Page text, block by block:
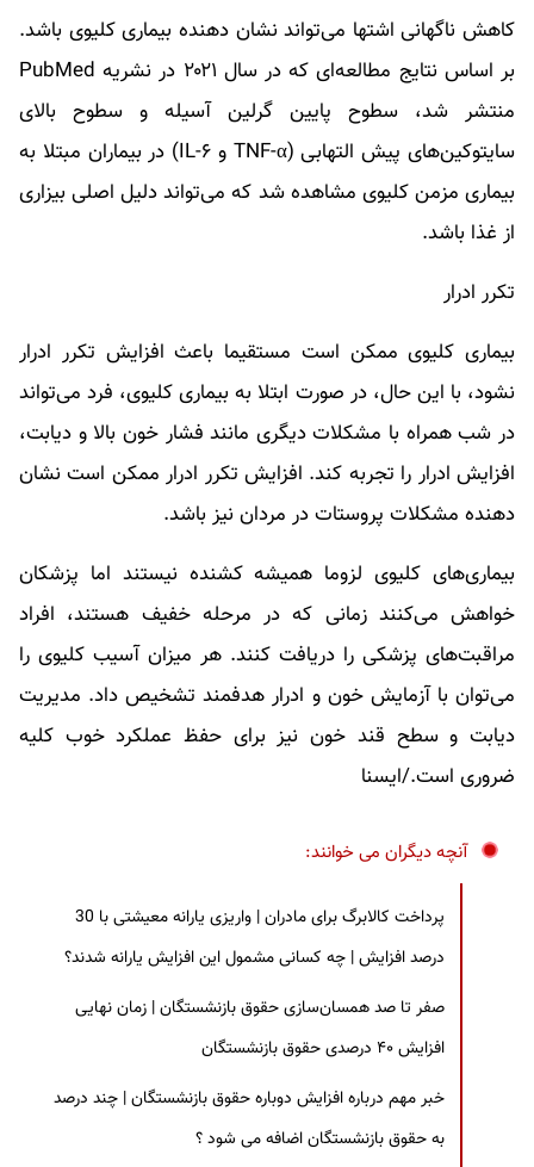
کاهش ناگهانی اشتها می‌تواند نشان دهنده بیماری کلیوی باشد.
بر اساس نتایج مطالعه‌ای که در سال ۲۰۲۱ در نشریه PubMed
منتشر شد، سطوح پایین گرلین آسیله و سطوح بالای
سایتوکین‌های پیش التهابی (TNF-α و IL-۶) در بیماران مبتلا به
بیماری مزمن کلیوی مشاهده شد که می‌تواند دلیل اصلی بیزاری
از غذا باشد.
تکرر ادرار
بیماری کلیوی ممکن است مستقیما باعث افزایش تکرر ادرار
نشود، با این حال، در صورت ابتلا به بیماری کلیوی، فرد می‌تواند
در شب همراه با مشکلات دیگری مانند فشار خون بالا و دیابت،
افزایش ادرار را تجربه کند. افزایش تکرر ادرار ممکن است نشان
دهنده مشکلات پروستات در مردان نیز باشد.
بیماری‌های کلیوی لزوما همیشه کشنده نیستند اما پزشکان
خواهش می‌کنند زمانی که در مرحله خفیف هستند، افراد
مراقبت‌های پزشکی را دریافت کنند. هر میزان آسیب کلیوی را
می‌توان با آزمایش خون و ادرار هدفمند تشخیص داد. مدیریت
دیابت و سطح قند خون نیز برای حفظ عملکرد خوب کلیه
ضروری است./ایسنا
آنچه دیگران می خوانند:
پرداخت کالابرگ برای مادران | واریزی یارانه معیشتی با 30
درصد افزایش | چه کسانی مشمول این افزایش یارانه شدند؟
صفر تا صد همسان‌سازی حقوق بازنشستگان | زمان نهایی
افزایش ۴۰ درصدی حقوق بازنشستگان
خبر مهم درباره افزایش دوباره حقوق بازنشستگان | چند درصد
به حقوق بازنشستگان اضافه می شود ؟